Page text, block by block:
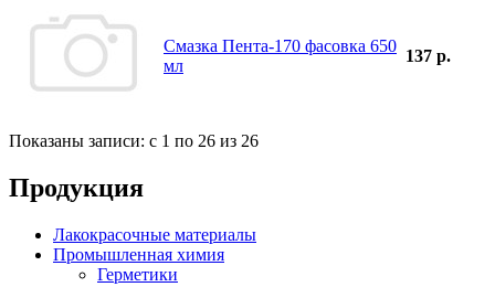
Смазка Пента-170 фасовка 650
мл
137 р.
Показаны записи: с 1 по 26 из 26
Продукция
Лакокрасочные материалы
Промышленная химия
Герметики